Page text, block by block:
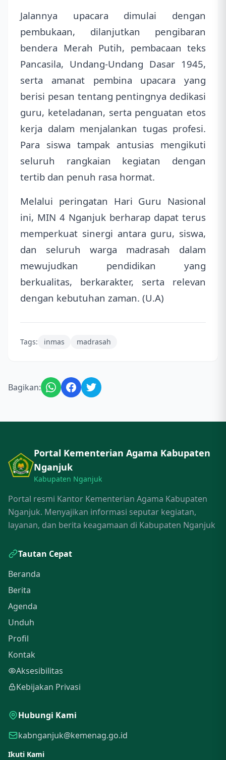
Jalannya upacara dimulai dengan
pembukaan, dilanjutkan pengibaran
bendera Merah Putih, pembacaan teks
Pancasila, Undang-Undang Dasar 1945,
serta amanat pembina upacara yang
berisi pesan tentang pentingnya dedikasi
guru, keteladanan, serta penguatan etos
kerja dalam menjalankan tugas profesi.
Para siswa tampak antusias mengikuti
seluruh rangkaian kegiatan dengan
tertib dan penuh rasa hormat.
Melalui peringatan Hari Guru Nasional
ini, MIN 4 Nganjuk berharap dapat terus
memperkuat sinergi antara guru, siswa,
dan seluruh warga madrasah dalam
mewujudkan pendidikan yang
berkualitas, berkarakter, serta relevan
dengan kebutuhan zaman. (U.A)
Tags: inmas madrasah
Bagikan:
Portal Kementerian Agama Kabupaten
Nganjuk
Kabupaten Nganjuk
Portal resmi Kantor Kementerian Agama Kabupaten
Nganjuk. Menyajikan informasi seputar kegiatan,
layanan, dan berita keagamaan di Kabupaten Nganjuk
Tautan Cepat
Beranda
Berita
Agenda
Unduh
Profil
Kontak
Aksesibilitas
Kebijakan Privasi
Hubungi Kami
kabnganjuk@kemenag.go.id
Ikuti Kami